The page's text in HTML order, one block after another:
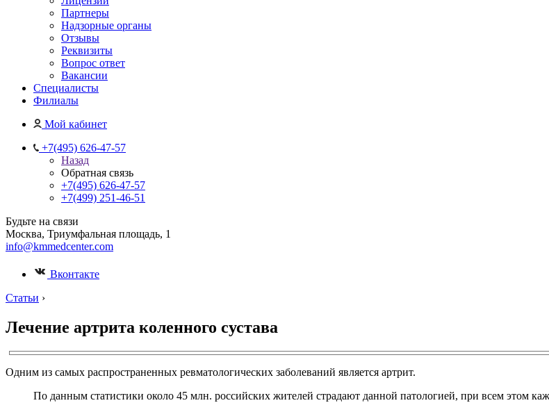
Партнеры
Надзорные органы
Отзывы
Реквизиты
Вопрос ответ
Вакансии
Специалисты
Филиалы
Мой кабинет
+7(495) 626-47-57
Назад
Обратная связь
+7(495) 626-47-57
+7(499) 251-46-51
Будьте на связи
Москва, Триумфальная площадь, 1
info@kmmedcenter.com
Вконтакте
Статьи ›
Лечение артрита коленного сустава
Одним из самых распространенных ревматологических заболеваний является артрит.
По данным статистики около 45 млн. российских жителей страдают данной патологией, при всем этом